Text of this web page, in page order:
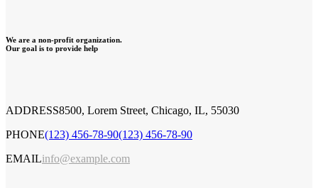
We are a non-profit organization.
Our goal is to provide help
ADDRESS8500, Lorem Street, Chicago, IL, 55030
PHONE(123) 456-78-90(123) 456-78-90
EMAILinfo@example.com